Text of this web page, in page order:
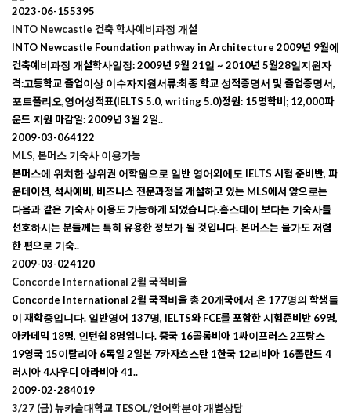
2023-06-155395
INTO Newcastle 건축 학사예비과정 개설
INTO Newcastle Foundation pathway in Architecture 2009년 9월에
건축예비과정 개설학사일정: 2009년 9월 21일 ~ 2010년 5월28일지원자
격:고등학교 졸업이상 이수자지원서류:최종 학교 성적증명서 및 졸업증명서,
포트폴리오,영어성적표(IELTS 5.0, writing 5.0)정원: 15명학비; 12,000파
운드 지원 마감일: 2009년 3월 2일..
2009-03-064122
MLS, 본머스 기숙사 이용가능
본머스에 위치한 상위권 어학원으로 일반 영어외에도 IELTS 시험 준비반, 파
운데이션, 석사예비, 비즈니스 전문과정을 개설하고 있는 MLS에서 앞으로는
다음과 같은 기숙사 이용도 가능하게 되었습니다.홈스테이 보다는 기숙사를
선호하시는 분들께는 특히 유용한 정보가 될 것입니다. 본머스는 물가도 저렴
한 편으로 기숙..
2009-03-024120
Concorde International 2월 국적비율
Concorde International 2월 국적비율 총 20개국에서 온 177명의 학생들
이 재학중입니다. 일반영어 137명, IELTS와 FCE를 포함한 시험준비반 69명,
아카데믹 18명, 인턴쉽 8명입니다. 중국 16콜롬비아 1싸이프러스 2프랑스
19영국 15이탈리아 6독일 2일본 7카자흐스탄 1한국 12리비아 16폴란드 4
러시아 4사우디 아라비아 41..
2009-02-284019
3/27 (금) 뉴카슬대학교 TESOL/언어학분야 개별상담